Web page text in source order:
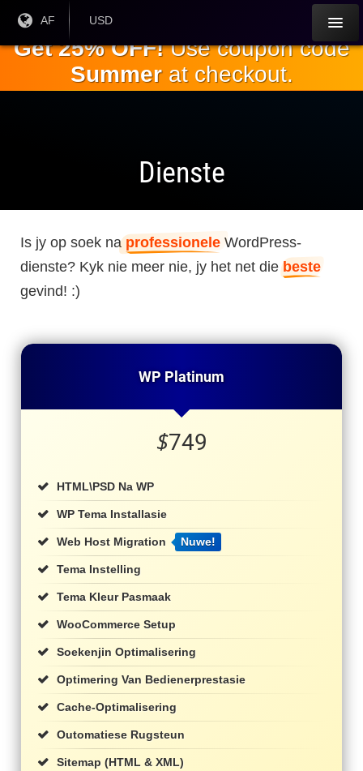
hoofinhoud
Huidige
AF
Huidige
USD
Get 25% OFF!Use coupon code
Summerat checkout.
Dienste
Is jy op soek na professionele WordPress-
dienste? Kyk nie meer nie, jy het net diebeste
gevind! :)
WP Platinum
$749
HTML\PSD Na WP
WP Tema Installasie
Web Host Migration Nuwe!
Tema Instelling
Tema Kleur Pasmaak
WooCommerce Setup
Soekenjin Optimalisering
Optimering Van Bedienerprestasie
Cache-Optimalisering
Outomatiese Rugsteun
Sitemap (HTML & XML)